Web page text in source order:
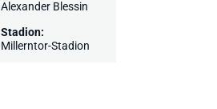
Alexander Blessin
Stadion:
Millerntor-Stadion